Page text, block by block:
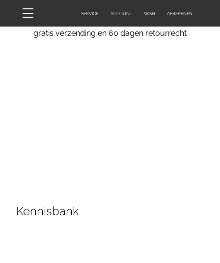
Menu SERVICE ACCOUNT WISH AFREKENEN
gratis verzending en 60 dagen retourrecht
Kennisbank